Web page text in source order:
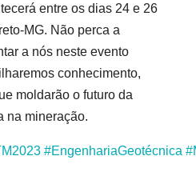
entre os dias 24 e 26
MG. Não perca a
a nós neste evento
conhecimento,
moldarão o futuro da
na mineração.
#EngenhariaGeotécnica